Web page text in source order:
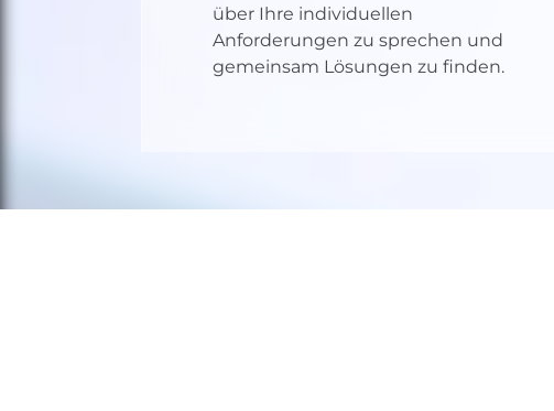
über Ihre individuellen
Anforderungen zu sprechen und
gemeinsam Lösungen zu finden.